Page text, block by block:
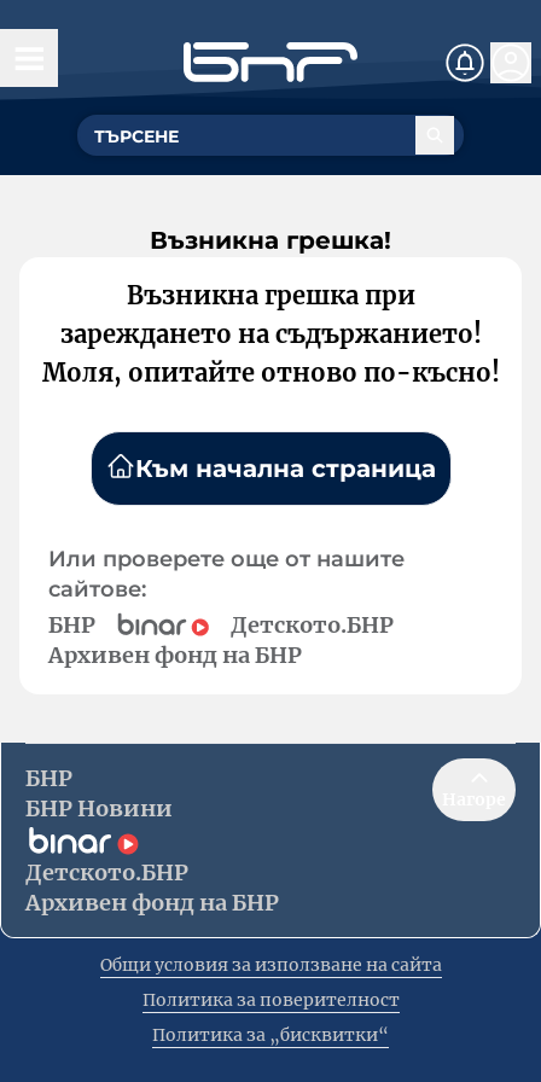
Възникна грешка!
Възникна грешка при
зареждането на съдържанието!
Моля, опитайте отново по-късно!
Към начална страница
Или проверете още от нашите
сайтове:
БНР
Детското.БНР
Архивен фонд на БНР
БНР
БНР Новини
Детското.БНР
Архивен фонд на БНР
Общи условия за използване на сайта
Политика за поверителност
Политика за „бисквитки“